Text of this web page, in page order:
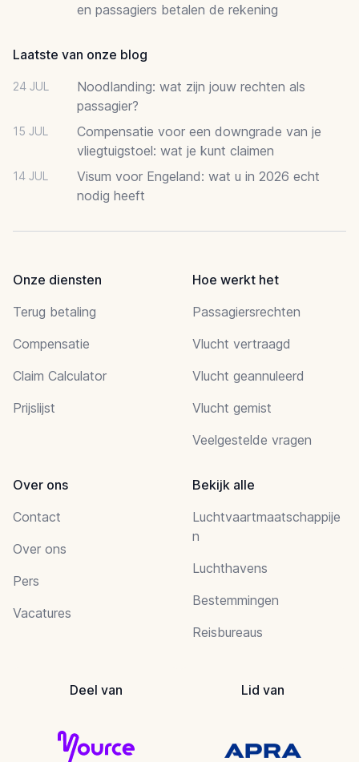
en passagiers betalen de rekening
Laatste van onze blog
24 JUL
Noodlanding: wat zijn jouw rechten als
passagier?
15 JUL
Compensatie voor een downgrade van je
vliegtuigstoel: wat je kunt claimen
14 JUL
Visum voor Engeland: wat u in 2026 echt
nodig heeft
Onze diensten
Terug betaling
Compensatie
Claim Calculator
Prijslijst
Hoe werkt het
Passagiersrechten
Vlucht vertraagd
Vlucht geannuleerd
Vlucht gemist
Veelgestelde vragen
Over ons
Contact
Over ons
Pers
Vacatures
Bekijk alle
Luchtvaartmaatschappije
n
Luchthavens
Bestemmingen
Reisbureaus
Deel van Lid van